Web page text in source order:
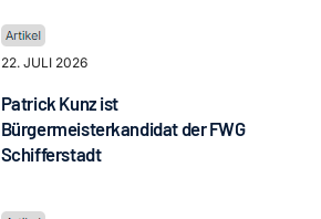
22. JULI 2026
Patrick Kunz ist
Bürgermeisterkandidat der FWG
Schifferstadt